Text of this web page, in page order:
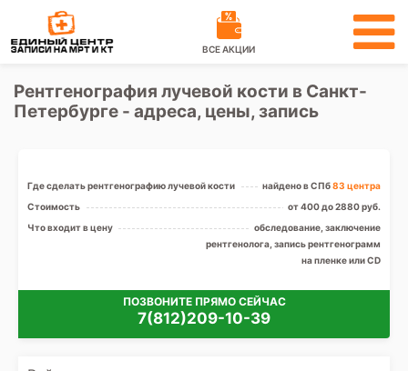
ВСЕ АКЦИИ
Рентгенография лучевой кости в Санкт-
Петербурге - адреса, цены, запись
Где сделать рентгенографию лучевой кости найдено в СПб83 центра
Стоимость
от 400 до 2880 руб.
Что входит в цену
обследование, заключение
рентгенолога, запись рентгенограмм
на пленке или CD
ПОЗВОНИТЕ ПРЯМО СЕЙЧАС
7(812)209-10-39